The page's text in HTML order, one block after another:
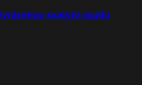
svatyni osudu